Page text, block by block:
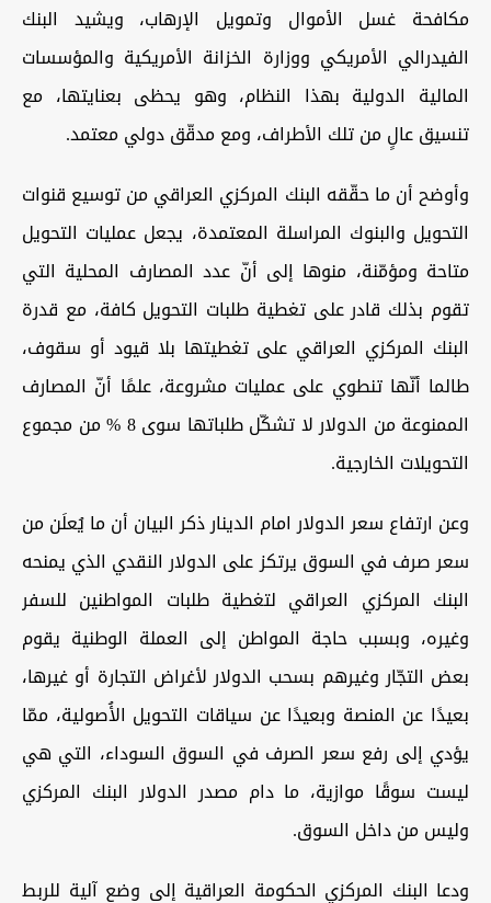
مكافحة غسل الأموال وتمويل الإرهاب، ويشيد البنك
الفيدرالي الأمريكي ووزارة الخزانة الأمريكية والمؤسسات
المالية الدولية بهذا النظام، وهو يحظى بعنايتها، مع
تنسيق عالٍ من تلك الأطراف، ومع مدقّق دولي معتمد.
وأوضح أن ما حقّقه البنك المركزي العراقي من توسيع قنوات
التحويل والبنوك المراسلة المعتمدة، يجعل عمليات التحويل
متاحة ومؤمّنة، منوها إلى أنّ عدد المصارف المحلية التي
تقوم بذلك قادر على تغطية طلبات التحويل كافة، مع قدرة
البنك المركزي العراقي على تغطيتها بلا قيود أو سقوف،
طالما أنّها تنطوي على عمليات مشروعة، علمًا أنّ المصارف
الممنوعة من الدولار لا تشكّل طلباتها سوى 8 % من مجموع
التحويلات الخارجية.
وعن ارتفاع سعر الدولار امام الدينار ذكر البيان أن ما يُعلَن من
سعر صرف في السوق يرتكز على الدولار النقدي الذي يمنحه
البنك المركزي العراقي لتغطية طلبات المواطنين للسفر
وغيره، وبسبب حاجة المواطن إلى العملة الوطنية يقوم
بعض التجّار وغيرهم بسحب الدولار لأغراض التجارة أو غيرها،
بعيدًا عن المنصة وبعيدًا عن سياقات التحويل الأُصولية، ممّا
يؤدي إلى رفع سعر الصرف في السوق السوداء، التي هي
ليست سوقًا موازية، ما دام مصدر الدولار البنك المركزي
وليس من داخل السوق.
ودعا البنك المركزي الحكومة العراقية إلى وضع آلية للربط